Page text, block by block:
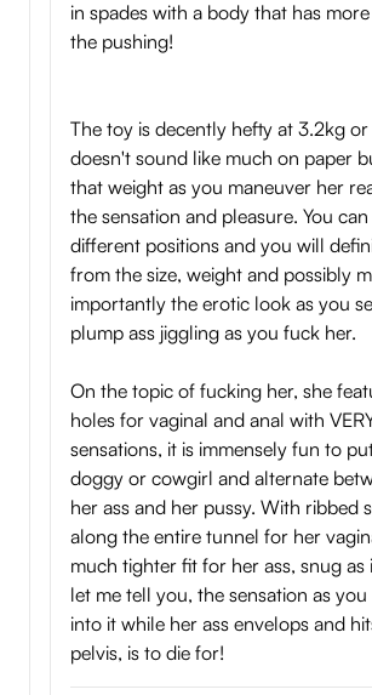
in spades with a body that has
the pushing!
The toy is decently hefty at 3.2kg
doesn't sound like much on paper
that weight as you maneuver her
the sensation and pleasure. You
different positions and you will
from the size, weight and possibly
importantly the erotic look as you
plump ass jiggling as you fuck her.
On the topic of fucking her, she
holes for vaginal and anal with
sensations, it is immensely fun to
doggy or cowgirl and alternate
her ass and her pussy. With ribbed
along the entire tunnel for her
much tighter fit for her ass, snug as
let me tell you, the sensation as
into it while her ass envelops and
pelvis, is to die for!